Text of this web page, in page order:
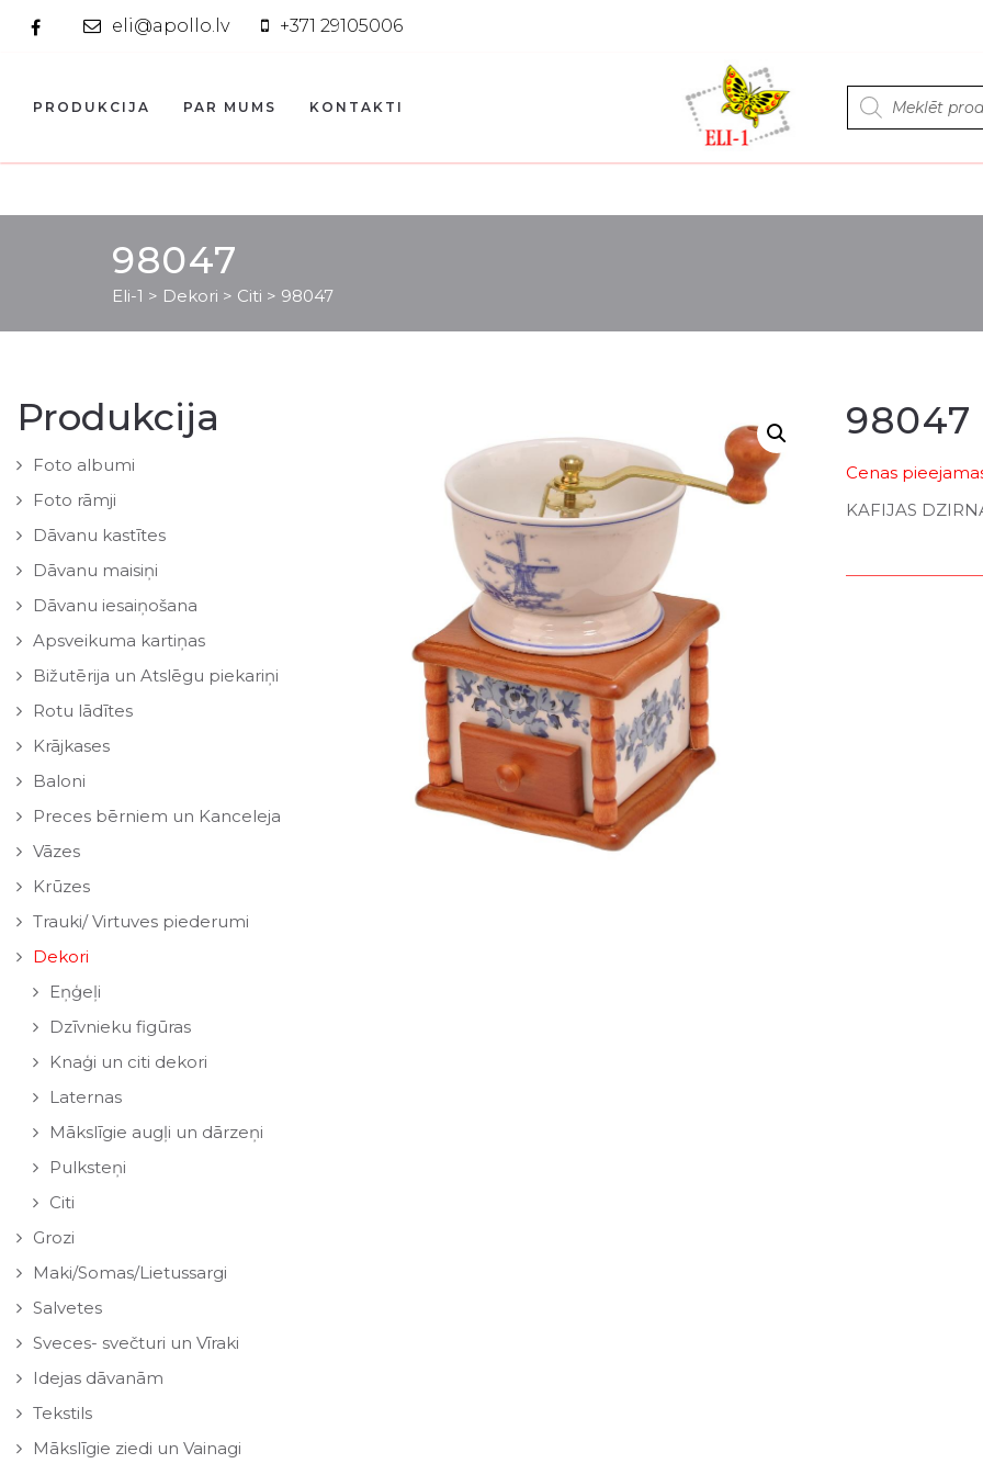
eli@apollo.lv +371 29105006
Products
search
PRODUKCIJA PAR MUMS KONTAKTI
98047
Eli-1 > Dekori > Citi > 98047
Produkcija
Foto albumi
Foto rāmji
Dāvanu kastītes
Dāvanu maisiņi
Dāvanu iesaiņošana
Apsveikuma kartiņas
Bižutērija un Atslēgu piekariņi
Rotu lādītes
Krājkases
Baloni
Preces bērniem un Kanceleja
Vāzes
Krūzes
Trauki/ Virtuves piederumi
Dekori
Eņģeļi
Dzīvnieku figūras
Knaģi un citi dekori
Laternas
Mākslīgie augļi un dārzeņi
Pulksteņi
Citi
Grozi
Maki/Somas/Lietussargi
Salvetes
Sveces- svečturi un Vīraki
Idejas dāvanām
Tekstils
Mākslīgie ziedi un Vainagi
98047
Cenas
KAFIJAS